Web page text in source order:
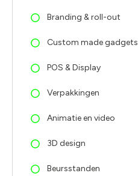
Branding & roll-out
Custom made gadgets
POS & Display
Verpakkingen
Animatie en video
3D design
Beursstanden